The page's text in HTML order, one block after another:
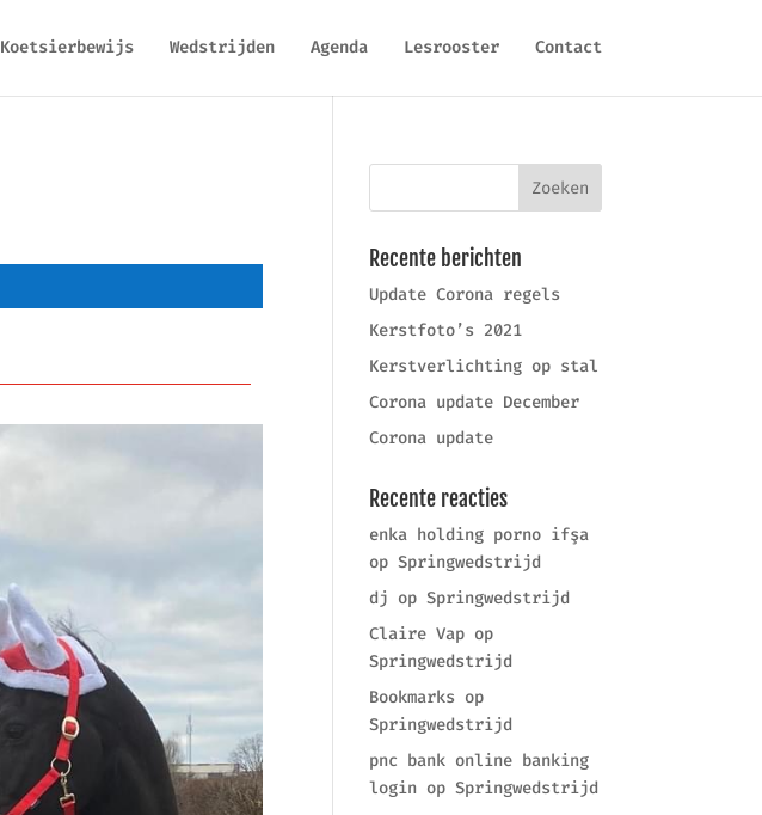
Koetsierbewijs Wedstrijden Agenda Lesrooster Contact
Recente berichten
Update Corona regels
Kerstfoto’s 2021
Kerstverlichting op stal
Corona update December
Corona update
Recente reacties
enka holding porno ifşa
opSpringwedstrijd
dj opSpringwedstrijd
Claire Vap op
Springwedstrijd
Bookmarks op
Springwedstrijd
pnc bank online banking
login opSpringwedstrijd